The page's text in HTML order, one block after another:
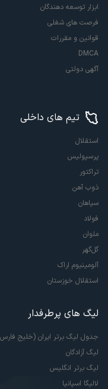
ابزار توسعه دهندگان
فرصت های شغلی
قوانین و مقررات
DMCA
آگهی دولتی
تیم های داخلی
استقلال
پرسپولیس
تراکتور
ذوب آهن
سپاهان
فولاد
ملوان
گل‌گهر
آلومینیوم اراک
استقلال خوزستان
لیگ های پرطرفدار
جدول لیگ برتر ایران (خلیج
لیگ آزادگان
لیگ برتر انگلیس
لالیگا اسپانیا